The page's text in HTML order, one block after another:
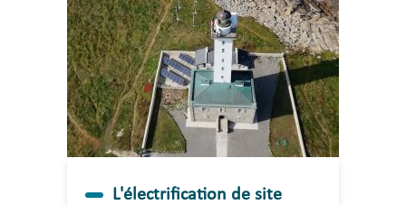
L'électrification de site